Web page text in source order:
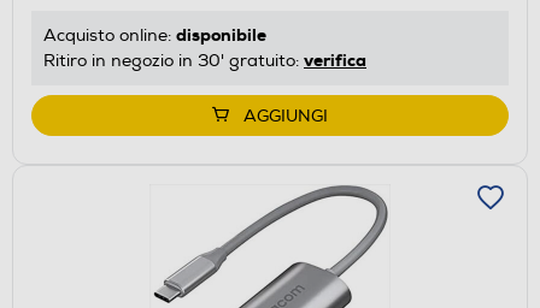
Acquisto online: disponibile
Ritiro in negozio in 30' gratuito: verifica
AGGIUNGI